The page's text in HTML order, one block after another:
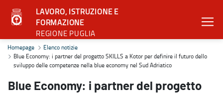
LAVORO, ISTRUZIONE E
FORMAZIONE
REGIONE PUGLIA
Blue Economy: i partner del progetto SKILLS a Kotor per
Homepage
Elenco notizie
Blue Economy: i partner del progetto SKILLS a Kotor per definire il futuro dello
sviluppo delle competenze nella blue economy nel Sud Adriatico
Blue Economy: i partner del progetto